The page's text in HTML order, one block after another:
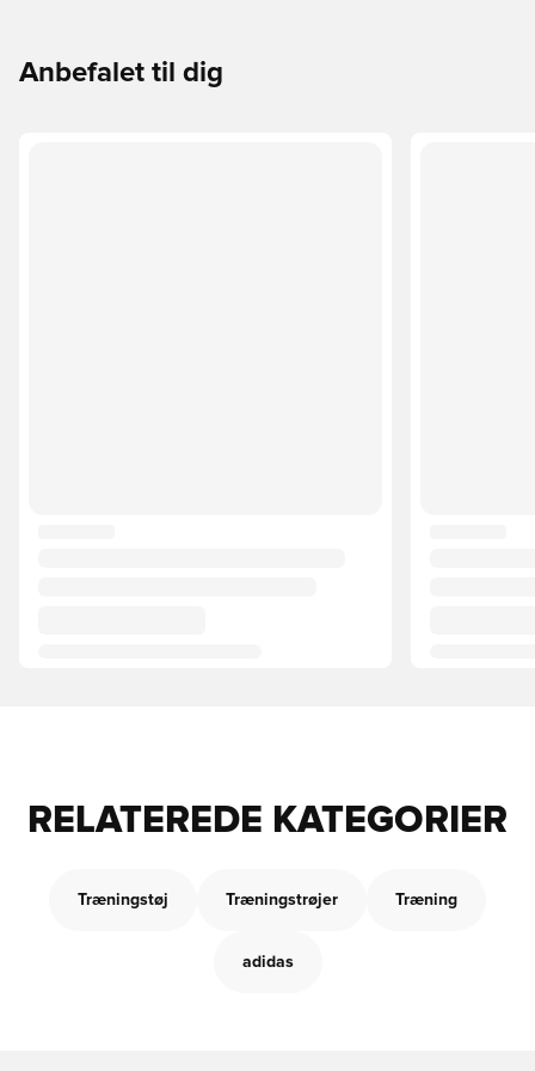
Anbefalet til dig
RELATEREDE KATEGORIER
Træningstøj Træningstrøjer Træning
adidas